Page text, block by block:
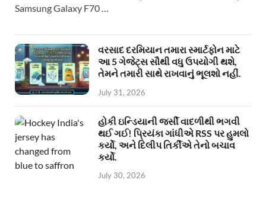
Samsung Galaxy F70 …
વરસાદ દરમિયાન તમારા સ્માર્ટફોન માટે
આ 5 ગેજેટ્સ સૌથી વધુ ઉપયોગી થશે,
તેમને તમારી સાથે રાખવાનું ભૂલશો નહીં.
July 31, 2026
હોકી ઇન્ડિયાની જર્સી વાદળીથી ભગવી
થઈ ગઈ! પ્રિયંકા ગાંધીએ RSS પર હુમલો
કર્યો, અને દિલીપ તિર્કીએ તેનો બચાવ
કર્યો.
July 30, 2026